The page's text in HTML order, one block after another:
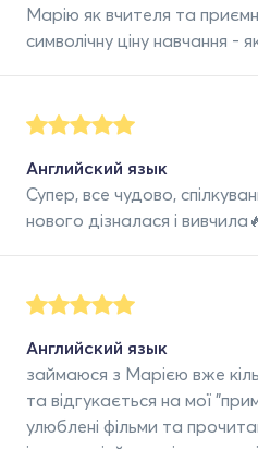
Марію як вчителя та
символічну ціну навчання -
Английский язык
Супер, все чудово,
нового дізналася і
Английский язык
займаюся з Марією вже
та відгукається на мої
улюблені фільми та